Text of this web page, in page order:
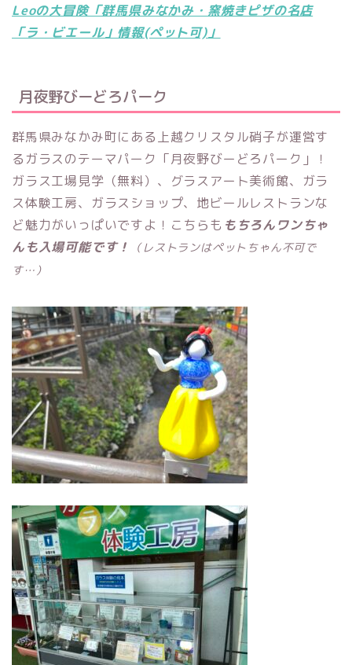
Leoの大冒険「群馬県みなかみ・窯焼きピザの名店
「ラ・ビエール」情報(ペット可)」
月夜野びーどろパーク
群馬県みなかみ町にある上越クリスタル硝子が運営す
るガラスのテーマパーク「月夜野びーどろパーク」！
ガラス工場見学（無料）、グラスアート美術館、 ガラ
ス体験工房、ガラスショップ、地ビールレストランな
ど魅力がいっぱいですよ！こちらも もちろんワンちゃ
んも入場可能です！
（レストランはペットちゃん不可で
す…）